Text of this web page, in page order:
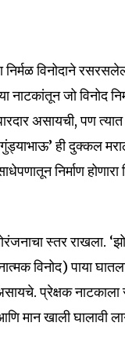
with us.
निर्मळ विनोदाने
नाटकांतून जो विनोद
असायची, पण
गुंड्याभाऊ’ ही दुक्कल
निर्माण
स्तर राखला.
विनोद) पाया
प्रेक्षक नाटकाला
मान खाली घालावी